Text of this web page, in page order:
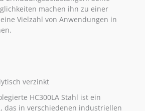
machen ihn zu einer
Vielzahl von Anwendungen in
verzinkt
HC300LA Stahl ist ein
das in verschiedenen industriellen